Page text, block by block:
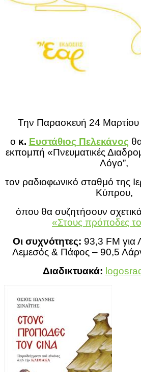
Την Παρασκευή 24 Μαρτίου
ο κ. Ευστάθιος Πελεκάνος
εκπομπή «Πνευματικές
Λόγο”,
τον ραδιοφωνικό σταθμό της
Κύπρου,
όπου θα συζητήσουν
«Στους πρόποδες
Οι συχνότητες: 93,3 FM για
Λεμεσός & Πάφος – 90,5
Διαδικτυακά: